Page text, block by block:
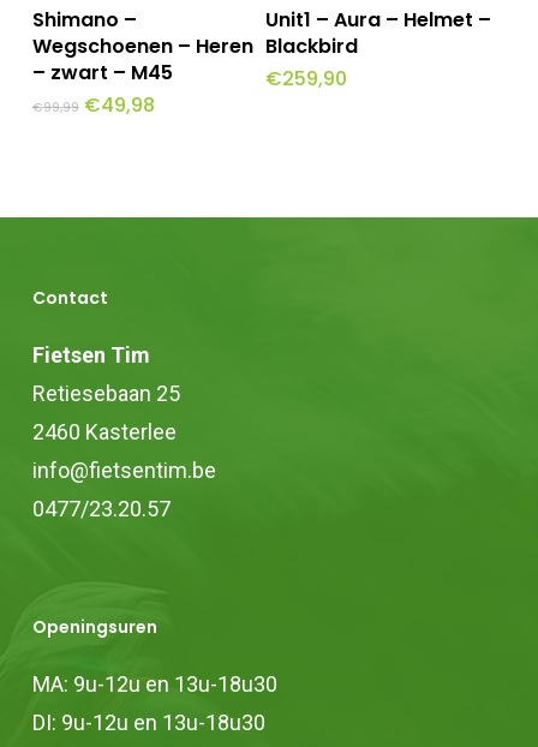
op
de
productpagina
op
de
productpagina
Toevoegen Aan
Winkelwagen
Shimano –
Wegschoenen – Heren
– zwart – M45
€99,99 Oorspronkelijke
€49,98Huidige
Opties Selecteren
product
heeft
Unit1 – Aura – Helmet –
Blackbird
€259,90
Contact
Fietsen Tim
Retiesebaan 25
2460 Kasterlee
info@fietsentim.be
0477/23.20.57
Openingsuren
MA: 9u-12u en 13u-18u30
DI: 9u-12u en 13u-18u30